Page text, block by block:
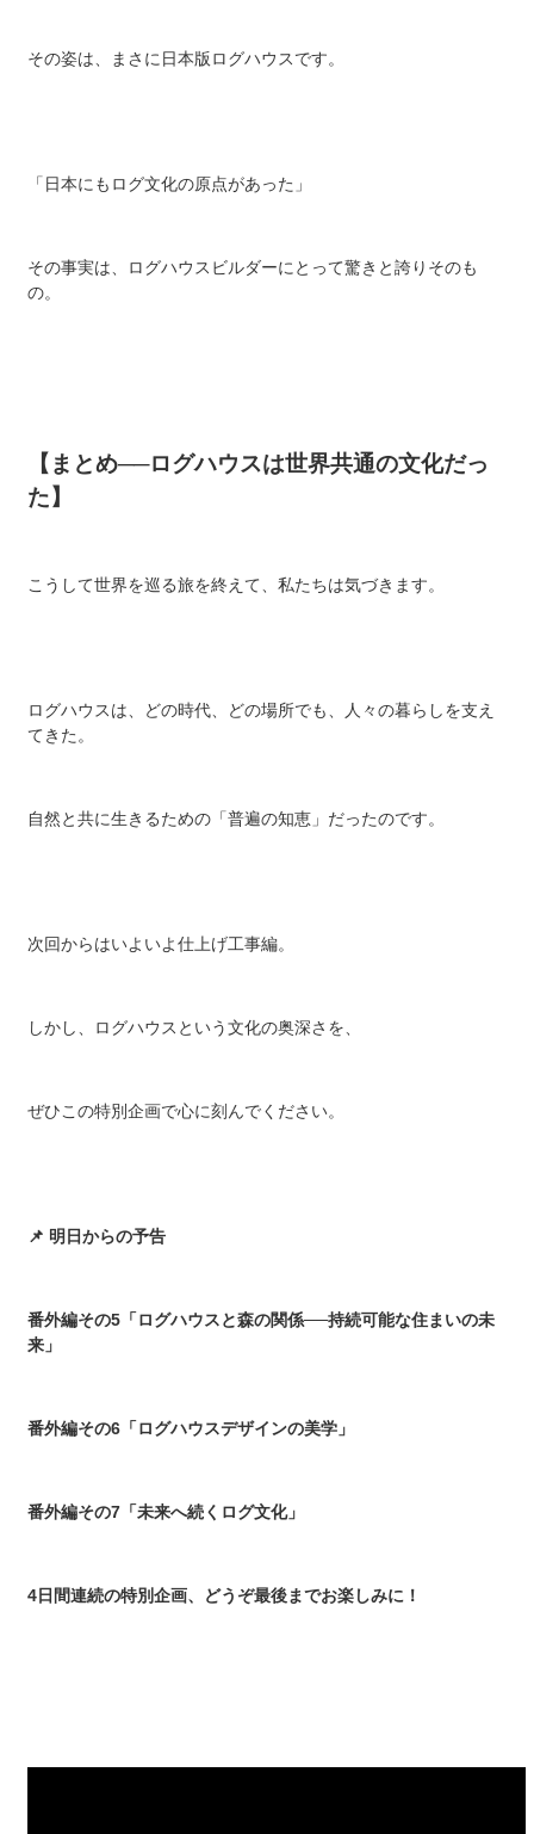
その姿は、まさに日本版ログハウスです。
「日本にもログ文化の原点があった」
その事実は、ログハウスビルダーにとって驚きと誇りそのも
の。
【まとめ──ログハウスは世界共通の文化だっ
た】
こうして世界を巡る旅を終えて、私たちは気づきます。
ログハウスは、どの時代、どの場所でも、人々の暮らしを支え
てきた。
自然と共に生きるための「普遍の知恵」だったのです。
次回からはいよいよ仕上げ工事編。
しかし、ログハウスという文化の奥深さを、
ぜひこの特別企画で心に刻んでください。
📌 明日からの予告
番外編その5「ログハウスと森の関係──持続可能な住まいの未
来」
番外編その6「ログハウスデザインの美学」
番外編その7「未来へ続くログ文化」
4日間連続の特別企画、どうぞ最後までお楽しみに！